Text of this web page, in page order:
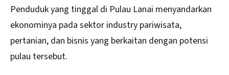
Penduduk yang tinggal di Pulau Lanai menyandarkan
ekonominya pada sektor industry pariwisata,
pertanian, dan bisnis yang berkaitan dengan potensi
pulau tersebut.